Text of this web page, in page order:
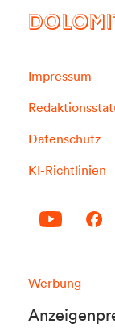
Impressum
Datenschutz
KI-Richtlinien
Werbung